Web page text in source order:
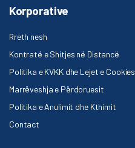
Korporative
Rreth nesh
Kontratë e Shitjes në Distancë
Politika e KVKK dhe Lejet e Cookies
Marrëveshja e Përdoruesit
Politika e Anulimit dhe Kthimit
Contact